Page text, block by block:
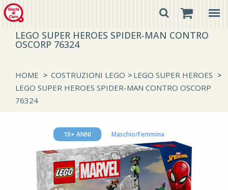
LEGO SUPER HEROES SPIDER-MAN CONTRO
OSCORP 76324
HOME > COSTRUZIONI LEGO > LEGO SUPER HEROES >
LEGO SUPER HEROES SPIDER-MAN CONTRO OSCORP
76324
10+ ANNI Maschio/Femmina